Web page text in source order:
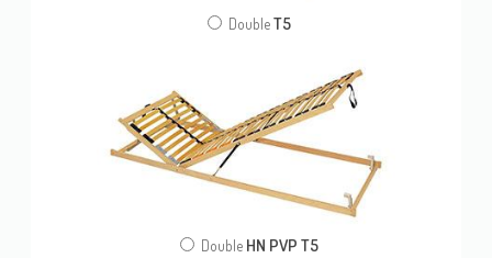
DoubleT5
Double HN PVP T5